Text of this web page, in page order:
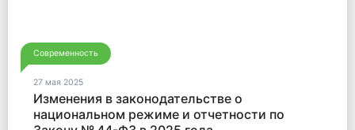
Современность
27 мая 2025
Изменения в законодательстве о
национальном режиме и отчетности по